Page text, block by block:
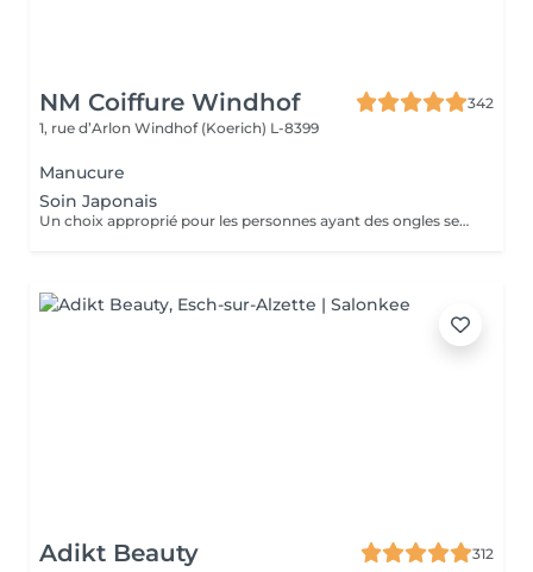
NM Coiffure Windhof
342
1, rue d’Arlon Windhof (Koerich) L-8399
Manucure
Soin Japonais
Un choix approprié pour les personnes ayant des ongles secs , cassant ou abimé . Des produits naturel qui permettent de restaurer la brillance , la bonne santé de vos ongles. Soin détox de vos ongles
Adikt Beauty
312